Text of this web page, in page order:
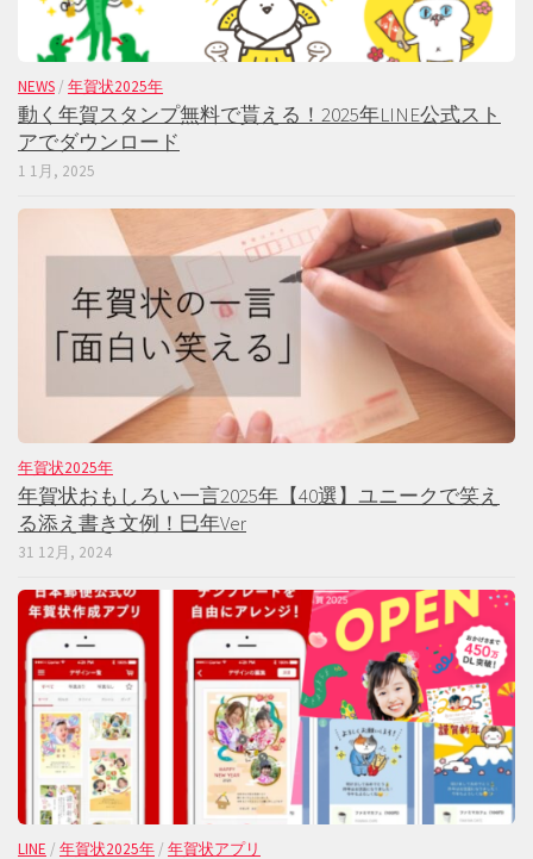
NEWS / 年賀状2025年
動く年賀スタンプ無料で貰える！2025年LINE公式スト
アでダウンロード
1 1月, 2025
年賀状2025年
年賀状おもしろい一言2025年【40選】ユニークで笑え
る添え書き文例！巳年Ver
31 12月, 2024
LINE / 年賀状2025年 / 年賀状アプリ